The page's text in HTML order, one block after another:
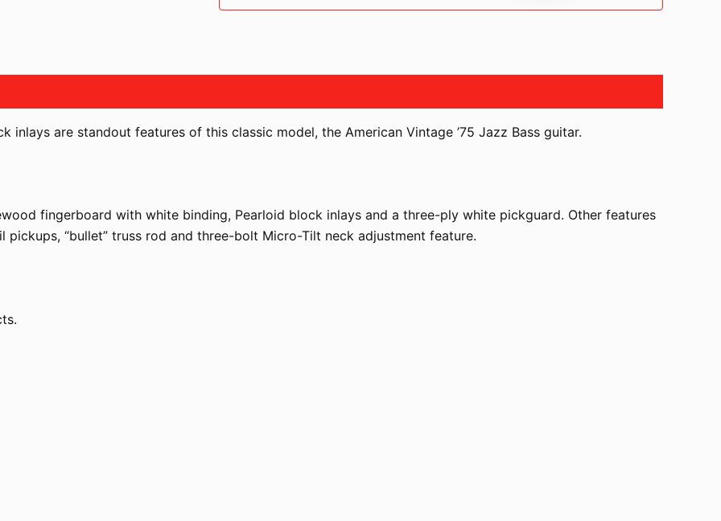
SUNBURST
inlays are standout features of this classic model, the American Vintage ’75 Jazz Bass guitar.
fingerboard with white binding, Pearloid block inlays and a three-ply white pickguard. Other features
pickups, “bullet” truss rod and three-bolt Micro-Tilt neck adjustment feature.